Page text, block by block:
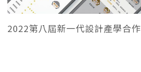
2022第八屆新一代設計產學合作